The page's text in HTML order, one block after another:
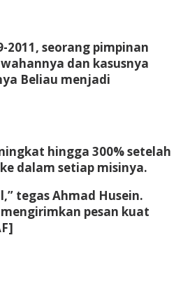
seorang pimpinan
dan kasusnya
Beliau menjadi
hingga 300% setelah
dalam setiap misinya.
tegas Ahmad Husein.
pesan kuat